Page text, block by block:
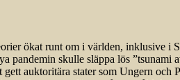
ökat runt om i världen, inklusive
pandemin skulle släppa lös
auktoritära stater som Ungern